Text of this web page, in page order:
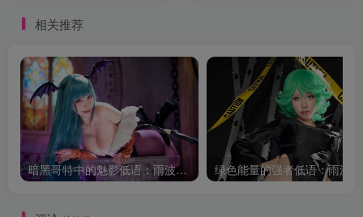
相关推荐
暗黑哥特中的魅影低语：雨波_HaneAme莫莉卡的幻想叙事